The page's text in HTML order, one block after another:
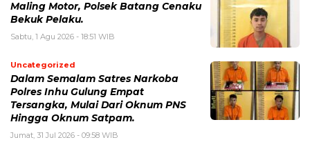
Maling Motor, Polsek Batang Cenaku
Bekuk Pelaku.
Sabtu, 1 Agu 2026 - 18:51 WIB
Uncategorized
Dalam Semalam Satres Narkoba
Polres Inhu Gulung Empat
Tersangka, Mulai Dari Oknum PNS
Hingga Oknum Satpam.
Jumat, 31 Jul 2026 - 09:58 WIB